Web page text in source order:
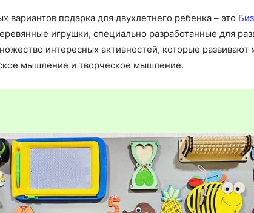
вариантов подарка для двухлетнего ребенка – это
игрушки, специально разработанные для
интересных активностей, которые развивают
мышление и творческое мышление.